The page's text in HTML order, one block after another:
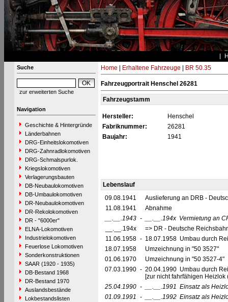
Suche
zur erweiterten Suche
Navigation
Geschichte & Hintergründe
Länderbahnen
DRG-Einheitslokomotiven
DRG-Zahnradlokomotiven
DRG-Schmalspurlok.
Kriegslokomotiven
Verlagerungsbauten
DB-Neubaulokomotiven
DB-Umbaulokomotiven
DR-Neubaulokomotiven
DR-Rekolokomotiven
DR - "6000er"
ELNA-Lokomotiven
Industrielokomotiven
Feuerlose Lokomotiven
Sonderkonstruktionen
SAAR (1920 - 1935)
DB-Bestand 1968
DR-Bestand 1970
Auslandsbestände
Lokbestandslisten
Home Erhaltene Fahrzeuge BR 50.35
Fahrzeugportrait Henschel 26281
Fahrzeugstamm
Hersteller:
Henschel
Fabriknummer:
26281
Baujahr:
1941
Lebenslauf
09.08.1941
Auslieferung an DRB -
11.08.1941
Abnahme
__.__.1943 - __.__.194x Vermietung an
__.__.194x
=> DR - Deutsche
11.06.1958 - 18.07.1958 Umbau durch
18.07.1958
Umzeichnung in "50 3527"
01.06.1970
Umzeichnung in "50 3527-4"
07.03.1990 - 20.04.1990 Umbau durch
[zur nicht fahrfähigen
25.04.1990 - __.__.1991 Einsatz als
01.09.1991 - __.__.1992 Einsatz als